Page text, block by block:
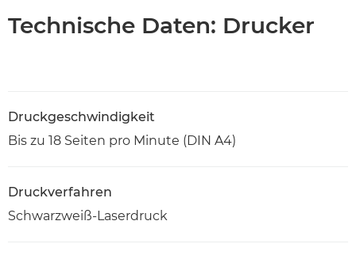
Technische Daten: Drucker
Druckgeschwindigkeit
Bis zu 18 Seiten pro Minute (DIN A4)
Druckverfahren
Schwarzweiß-Laserdruck